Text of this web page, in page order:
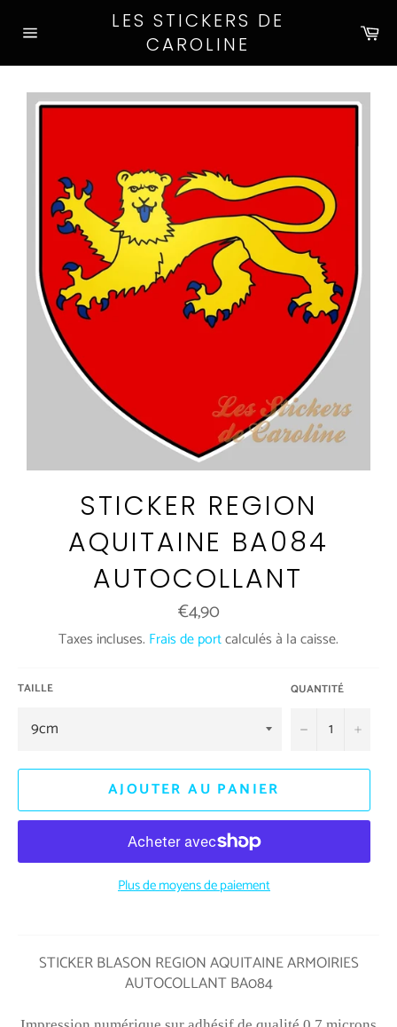
LES STICKERS DE
CAROLINE
STICKER REGION
AQUITAINE BA084
AUTOCOLLANT
Prix
régulier
€4,90
Taxes incluses. Frais de portcalculés à la caisse.
TAILLE QUANTITÉ
− +
AJOUTER AU PANIER
Plus de moyens de paiement
STICKER BLASON REGION AQUITAINE ARMOIRIES
AUTOCOLLANT BA084